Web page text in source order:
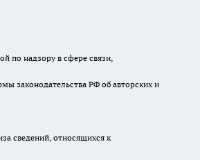
по надзору в сфере связи,
законодательства РФ об авторских и
сведений, относящихся к